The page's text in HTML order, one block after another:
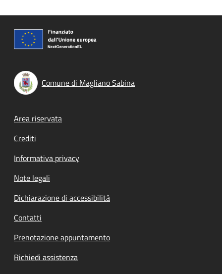
Comune di Magliano Sabina
Footer menu
Area riservata
Crediti
Informativa privacy
Note legali
Dichiarazione di accessibilità
Contatti
Prenotazione appuntamento
Richiedi assistenza